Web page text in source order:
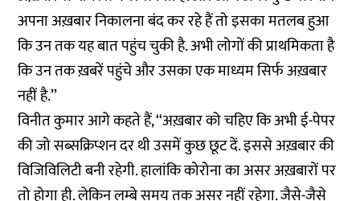
अपना अख़बार निकालना बंद कर रहे हैं तो इसका मतलब हुआ
कि उन तक यह बात पहुंच चुकी है. अभी लोगों की प्राथमिकता है
कि उन तक ख़बरें पहुंचे और उसका एक माध्यम सिर्फ अख़बार
नहीं है.’’
विनीत कुमार आगे कहते हैं, ‘‘अख़बार को चहिए कि अभी ई-पेपर
की जो सब्सक्रिप्शन दर थी उसमें कुछ छूट दें. इससे अख़बार की
विजिविलिटी बनी रहेगी. हालांकि कोरोना का असर अख़बारों पर
तो होगा ही. लेकिन लम्बे समय तक असर नहीं रहेगा. जैसे-जैसे